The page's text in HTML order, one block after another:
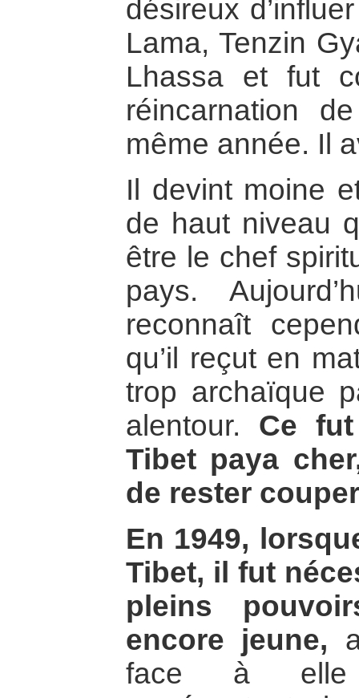
désireux
Lama, Tenzin
Lhassa et fut
réincarnation
même année. Il
Il devint moine
de haut niveau
être le chef
pays.
reconnaît
qu’il reçut en
trop archaïque
alentour. Ce
Tibet paya
de rester
En 1949,
Tibet, il fut
pleins
encore jeune,
face à elle